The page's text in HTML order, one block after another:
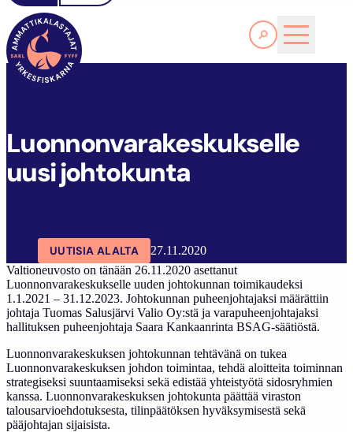
Lue lisää
SAKL
Luonnonvarakeskukselle
uusi johtokunta
UUTISIA ALALTA
27.11.2020
Valtioneuvosto on tänään 26.11.2020 asettanut
Luonnonvarakeskukselle uuden johtokunnan toimikaudeksi
1.1.2021 – 31.12.2023. Johtokunnan puheenjohtajaksi määrättiin
johtaja Tuomas Salusjärvi Valio Oy:stä ja varapuheenjohtajaksi
hallituksen puheenjohtaja Saara Kankaanrinta BSAG-säätiöstä.
Luonnonvarakeskuksen johtokunnan tehtävänä on tukea
Luonnonvarakeskuksen johdon toimintaa, tehdä aloitteita toiminnan
strategiseksi suuntaamiseksi sekä edistää yhteistyötä sidosryhmien
kanssa. Luonnonvarakeskuksen johtokunta päättää viraston
talousarvioehdotuksesta, tilinpäätöksen hyväksymisestä sekä
pääjohtajan sijaisista.